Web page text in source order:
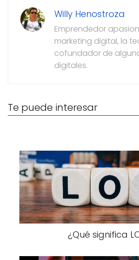
Willy Henostroza
Emprendedor
marketing digital, la
cofundador de
digitales.
Te puede interesar
¿Qué significa